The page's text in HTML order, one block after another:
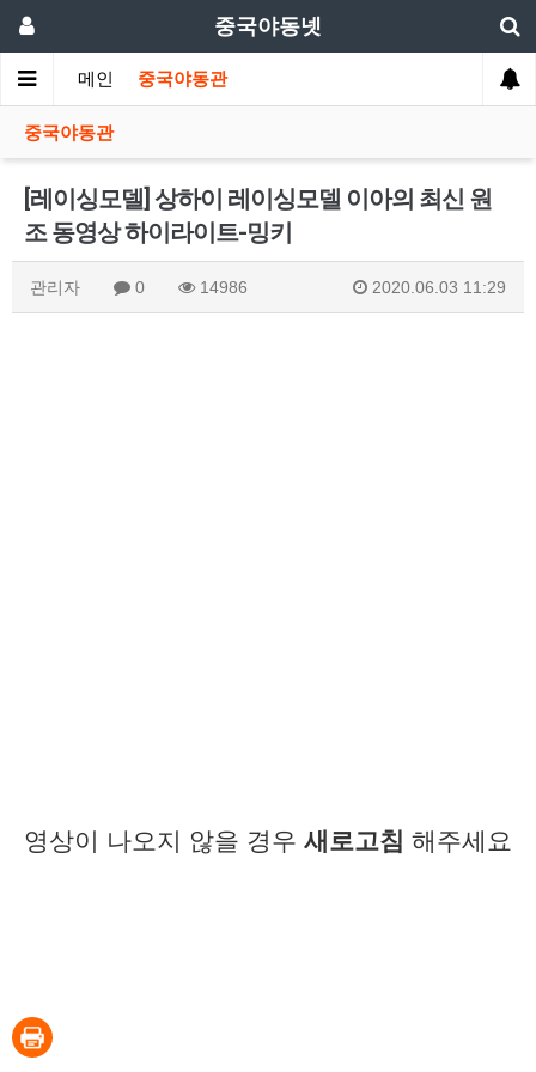
중국야동넷
메인 중국야동관
중국야동관
[레이싱모델] 상하이 레이싱모델 이아의 최신 원
조 동영상 하이라이트-밍키
관리자 0 14986 2020.06.03 11:29
영상이 나오지 않을 경우 새로고침 해주세요